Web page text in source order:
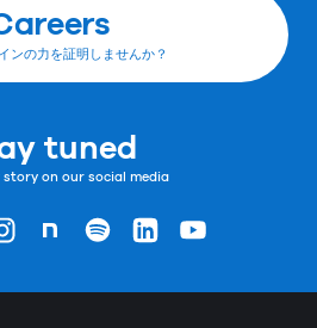
ンの力を証明しませんか？
tuned
story on our social media
の
ジ の
ページGoodpatchの
ページ
Goodpatchの
ページ
Goodpatchの
ページ
Goodpatchの